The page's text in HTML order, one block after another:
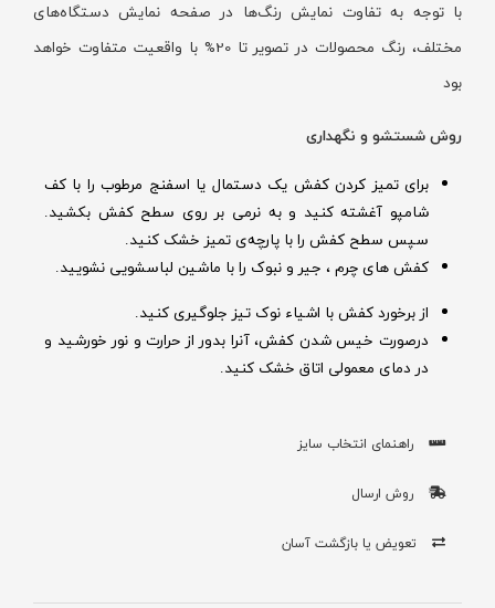
با توجه به تفاوت نمایش رنگ‌ها در صفحه نمایش دستگاه‌های
مختلف، رنگ محصولات در تصویر تا 20% با واقعیت متفاوت خواهد
بود
روش شستشو و نگهداری
برای تمیز کردن کفش یک دستمال یا اسفنج مرطوب را با کف
شامپو آغشته کنید و به نرمی بر روی سطح کفش بکشید.
سپس سطح کفش را با پارچه‌ی تمیز خشک کنید.
کفش های چرم ، جیر و نبوک را با ماشین لباسشویی نشویید.
از برخورد کفش با اشیاء نوک تیز جلوگیری کنید.
درصورت خیس شدن کفش‌، آنرا بدور از حرارت و نور خورشید و
در دمای معمولی اتاق خشک کنید.
راهنمای انتخاب سایز
روش ارسال
تعویض یا بازگشت آسان